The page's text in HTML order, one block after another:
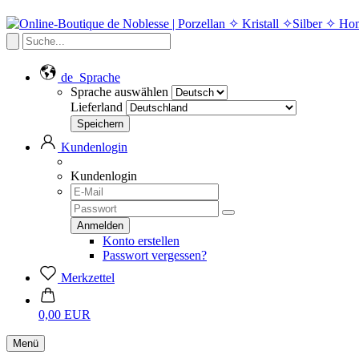
de Sprache
Sprache auswählen
Lieferland
Kundenlogin
Kundenlogin
Konto erstellen
Passwort vergessen?
Merkzettel
0,00 EUR
Menü